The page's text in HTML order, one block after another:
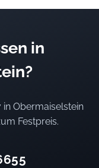
in
Obermaiselstein
Festpreis.